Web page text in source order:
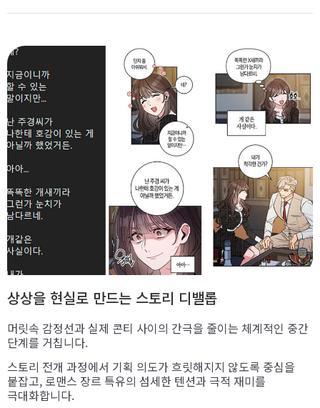
상상을 현실로 만드는 스토리 디밸롭
머릿속 감정선과 실제 콘티 사이의 간극을 줄이는 체계적인 중간
단계를 거칩니다.
스토리 전개 과정에서 기획 의도가 흐릿해지지 않도록 중심을
붙잡고, 로맨스 장르 특유의 섬세한 텐션과 극적 재미를
극대화합니다.